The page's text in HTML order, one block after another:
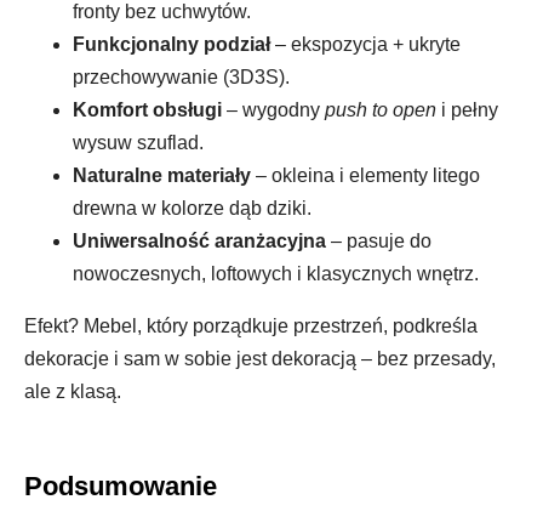
fronty bez uchwytów.
Funkcjonalny podział– ekspozycja + ukryte
przechowywanie (3D3S).
Komfort obsługi – wygodny push to open i pełny
wysuw szuflad.
Naturalne materiały – okleina i elementy litego
drewna w kolorze dąb dziki.
Uniwersalność aranżacyjna – pasuje do
nowoczesnych, loftowych i klasycznych wnętrz.
Efekt? Mebel, który porządkuje przestrzeń, podkreśla
dekoracje i sam w sobie jest dekoracją – bez przesady,
ale z klasą.
Podsumowanie